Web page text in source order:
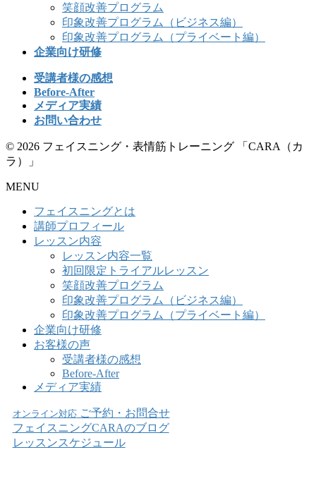
笑顔改善プログラム
印象改善プログラム（ビジネス編）
印象改善プログラム（プライベート編）
企業向け研修
受講者様の感想
Before-After
メディア実績
お問い合わせ
© 2026 フェイスニング・表情筋トレーニング 「CARA（カ
ラ）」
MENU
フェイスニングとは
講師プロフィール
レッスン内容
レッスン内容一覧
初回限定トライアルレッスン
笑顔改善プログラム
印象改善プログラム（ビジネス編）
印象改善プログラム（プライベート編）
企業向け研修
お客様の声
受講者様の感想
Before-After
メディア実績
オンライン対応ご予約・お問合せ
フェイスニングCARAのブログ
レッスンスケジュール